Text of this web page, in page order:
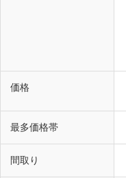
価格
最多価格帯
間取り